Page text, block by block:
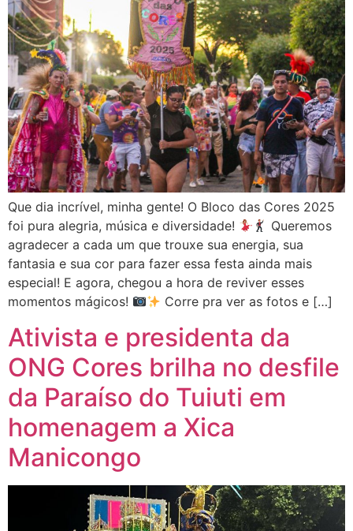
Que dia incrível, minha gente! O Bloco das Cores 2025
foi pura alegria, música e diversidade!
Queremos
agradecer a cada um que trouxe sua energia, sua
fantasia e sua cor para fazer essa festa ainda mais
especial! E agora, chegou a hora de reviver esses
momentos mágicos!
Corre pra ver as fotos e […]
Ativista e presidenta da
ONG Cores brilha no desfile
da Paraíso do Tuiuti em
homenagem a Xica
Manicongo